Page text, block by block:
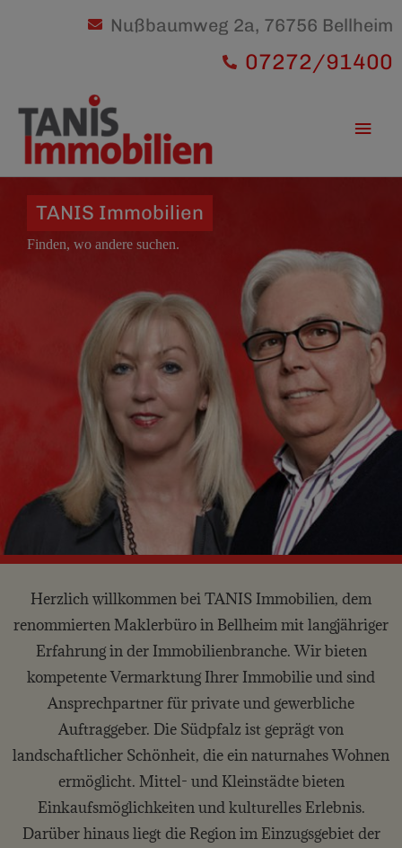
Nußbaumweg 2a, 76756 Bellheim
07272/91400
TANIS Immobilien
Finden, wo andere suchen.
Herzlich willkommen bei TANIS Immobilien, dem
renommierten Maklerbüro in Bellheim mit langjähriger
Erfahrung in der Immobilienbranche. Wir bieten
kompetente Vermarktung Ihrer Immobilie und sind
Ansprechpartner für private und gewerbliche
Auftraggeber. Die Südpfalz ist geprägt von
landschaftlicher Schönheit, die ein naturnahes Wohnen
ermöglicht. Mittel- und Kleinstädte bieten
Einkaufsmöglichkeiten und kulturelles Erlebnis.
Darüber hinaus liegt die Region im Einzugsgebiet der